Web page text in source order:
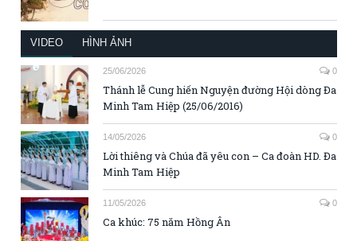
VIDEO HÌNH ẢNH
25/06/2026 0
Thánh lễ Cung hiến Nguyện đường Hội dòng Đa
Minh Tam Hiệp (25/06/2016)
14/05/2026 0
Lời thiêng và Chúa đã yêu con – Ca đoàn HD. Đa
Minh Tam Hiệp
11/05/2026 0
Ca khúc: 75 năm Hồng Ân